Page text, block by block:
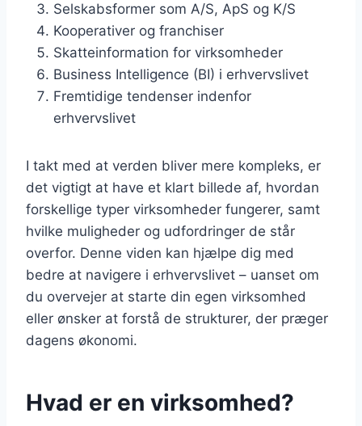
Selskabsformer som A/S, ApS og K/S
Kooperativer og franchiser
Skatteinformation for virksomheder
Business Intelligence (BI) i erhvervslivet
Fremtidige tendenser indenfor
erhvervslivet
I takt med at verden bliver mere kompleks, er
det vigtigt at have et klart billede af, hvordan
forskellige typer virksomheder fungerer, samt
hvilke muligheder og udfordringer de står
overfor. Denne viden kan hjælpe dig med
bedre at navigere i erhvervslivet – uanset om
du overvejer at starte din egen virksomhed
eller ønsker at forstå de strukturer, der præger
dagens økonomi.
Hvad er en virksomhed?